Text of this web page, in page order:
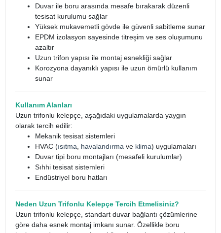
Duvar ile boru arasında mesafe bırakarak düzenli
tesisat kurulumu sağlar
Yüksek mukavemetli gövde ile güvenli sabitleme sunar
EPDM izolasyon sayesinde titreşim ve ses oluşumunu
azaltır
Uzun trifon yapısı ile montaj esnekliği sağlar
Korozyona dayanıklı yapısı ile uzun ömürlü kullanım
sunar
Kullanım Alanları
Uzun trifonlu kelepçe, aşağıdaki uygulamalarda yaygın
olarak tercih edilir:
Mekanik tesisat sistemleri
HVAC (ısıtma havalandırma ve klima) uygulamaları
Duvar tipi boru montajları (mesafeli kurulumlar)
Sıhhi tesisat sistemleri
Endüstriyel boru hatları
Neden Uzun Trifonlu Kelepçe Tercih Etmelisiniz?
Uzun trifonlu kelepçe, standart duvar bağlantı çözümlerine
göre daha esnek montaj imkanı sunar. Özellikle boru